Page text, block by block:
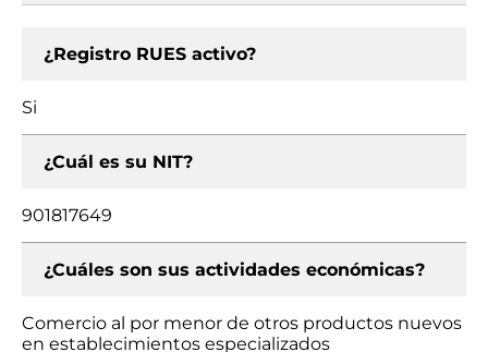
¿Registro RUES activo?
Si
¿Cuál es su NIT?
901817649
¿Cuáles son sus actividades económicas?
Comercio al por menor de otros productos nuevos
en establecimientos especializados